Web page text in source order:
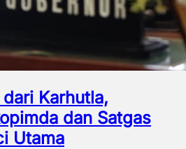
Karhutla,
dan Satgas
Utama